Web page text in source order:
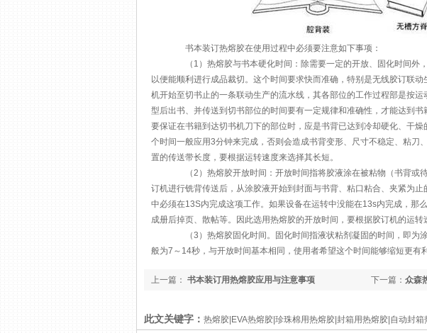
书本装订热熔胶在使用过程中必须要注意如下事项：
（1）热熔胶与书本硬化时间：除需要一定的开放、固化时间外，
以便能顺利进行成品裁切。这个时间要求快而准确，特别是无线胶订联
机开始至切书止的一条联动生产的流水线，其各部位的工作过程部是按
型后出书、并传送到切书部位的时间要有一定规律和准确性，才能达到
要保证在书籍到达切书机刀下的部位时，应是书背已达到冷却硬化、干
个时间一般应用3分钟来完成，否则会造成书背变形、尺寸不稳定、粘刀
置的传送带长度，要根据运转速度来选择其长短。
（2）热熔胶开放时间：开放时间指将胶液涂在被粘物（书背或
订机进行铣背传送后，从涂胶液开始到封面与书背、粘口粘合、夹紧为
中必须在13S内完成这项工作。如果设备在运转中没能在13s内完成，那
成册后掉页、散帖等。因此选用热熔胶的开放时间，要根据胶订机的运转
（3）热熔胶固化时间。固化时间指液状粘剂凝固的时间，即为
般为7～14秒，与开放时间基本相同，使用者希望这个时间能够缩短更有
下一篇： 众森
上一篇： 书本装订用热熔胶应用与注意事项
此文关键字： 热熔胶|EVA热熔胶|珍珠棉用热熔胶|封箱用热熔胶|自动封